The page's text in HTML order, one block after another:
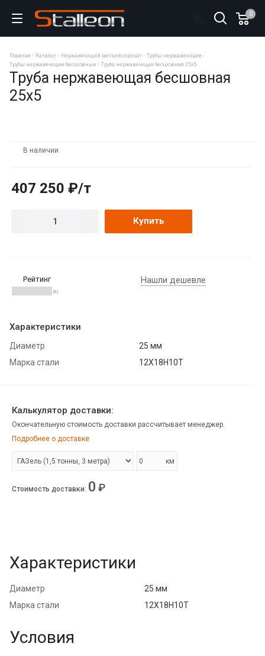
0
Главная Каталог Нержавеющий металлопрокат
Трубы нержавеющие
Трубы нержавеющие бесшовные
Труба нержавеющая бесшовная 25х5
Труба нержавеющая бесшовная
25х5
В наличии
407 250 ₽/т
Купить
Рейтинг
(0)
Нашли дешевле
Характеристики
Диаметр
25 мм
Марка стали
12Х18Н10Т
Калькулятор доставки:
Окончательную стоимость доставки рассчитывает менеджер.
Подробнее о доставке
км
Стоимость доставки: 0 ₽
Характеристики
Диаметр
25 мм
Марка стали
12Х18Н10Т
Условия